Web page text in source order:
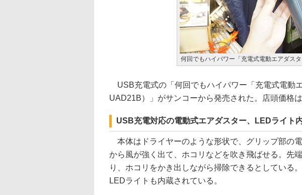
何回でもハイパワー「充電式電動エアダスタ
USB充電式の「何回でもハイパワー「充電式電動
UAD21B）」がサンコーから発売された。店頭価格は
USB充電対応の電動式エアダスター、LEDライト
本体はドライヤーのような形状で、グリップ部の
から風が強く出て、ホコリなどを吹き飛ばせる。先
り、ホコリをかき出しながら掃除できるとしている
LEDライトも内蔵されている。